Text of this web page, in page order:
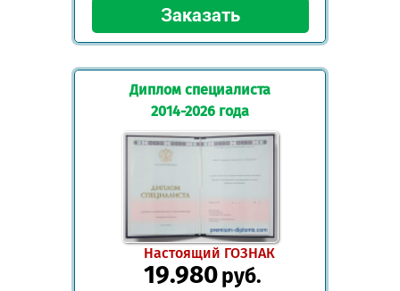
Диплом специалиста
2014-2026 года
Настоящий ГОЗНАК
19.980руб.